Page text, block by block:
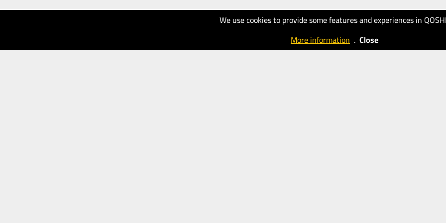
We use cookies to provide some features and experiences in
More information . Close